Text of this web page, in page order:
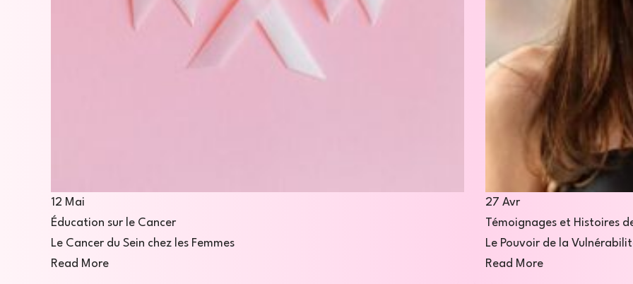
12 Mai
Éducation sur le Cancer
Le Cancer du Sein chez les Femmes
Read More
27 Avr
Témoignages et Histoires
Le Pouvoir de la
Read More